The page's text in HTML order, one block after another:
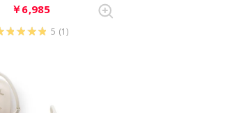
￥6,985
5 (1)